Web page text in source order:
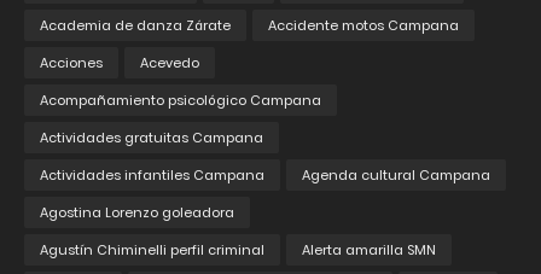
Academia de danza Zárate
Accidente motos Campana
Acciones
Acevedo
Acompañamiento psicológico Campana
Actividades gratuitas Campana
Actividades infantiles Campana
Agenda cultural Campana
Agostina Lorenzo goleadora
Agustín Chiminelli perfil criminal
Alerta amarilla SMN